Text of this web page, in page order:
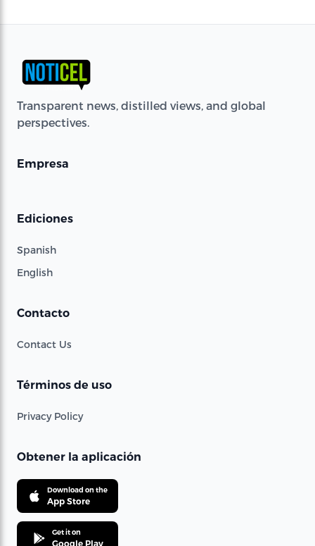
Transparent news, distilled views, and global
perspectives.
Empresa
Ediciones
Spanish
English
Contacto
Contact Us
Términos de uso
Privacy Policy
Obtener la aplicación
Download on the
App Store
Get it on
Google Play